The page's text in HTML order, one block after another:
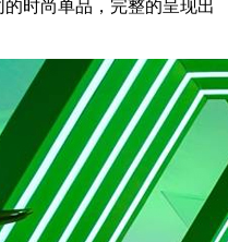
的时尚单品，完整的呈现出